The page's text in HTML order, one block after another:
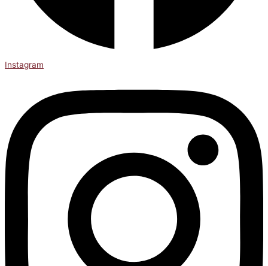
Instagram